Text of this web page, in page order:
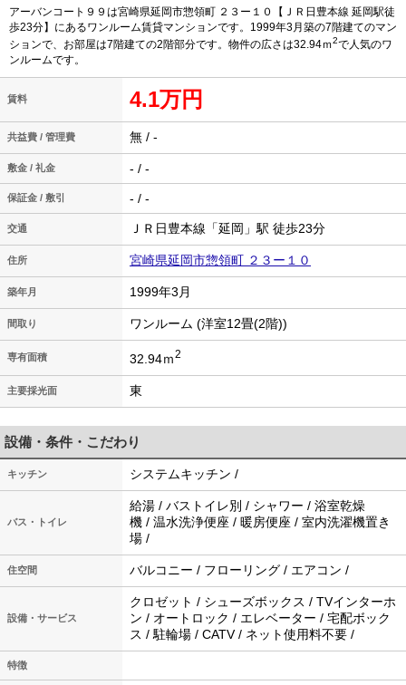
アーバンコート９９は宮崎県延岡市惣領町 ２３ー１０【ＪＲ日豊本線 延岡駅徒
歩23分】にあるワンルーム賃貸マンションです。1999年3月築の7階建てのマン
ションで、お部屋は7階建ての2階部分です。物件の広さは32.94ｍ2で人気のワ
ンルームです。
賃料 4.1万円
共益費 / 管理費 無 / -
敷金 / 礼金 - / -
保証金 / 敷引 - / -
交通 ＪＲ日豊本線「延岡」駅 徒歩23分
住所 宮崎県延岡市惣領町 ２３ー１０
築年月 1999年3月
間取り ワンルーム (洋室12畳(2階))
専有面積 32.94ｍ2
主要採光面 東
設備・条件・こだわり
キッチン システムキッチン /
バス・トイレ
給湯 / バストイレ別 / シャワー / 浴室乾燥
機 / 温水洗浄便座 / 暖房便座 / 室内洗濯機置き
場 /
住空間 バルコニー / フローリング / エアコン /
設備・サービス
クロゼット / シューズボックス / TVインターホ
ン / オートロック / エレベーター / 宅配ボック
ス / 駐輪場 / CATV / ネット使用料不要 /
特徴